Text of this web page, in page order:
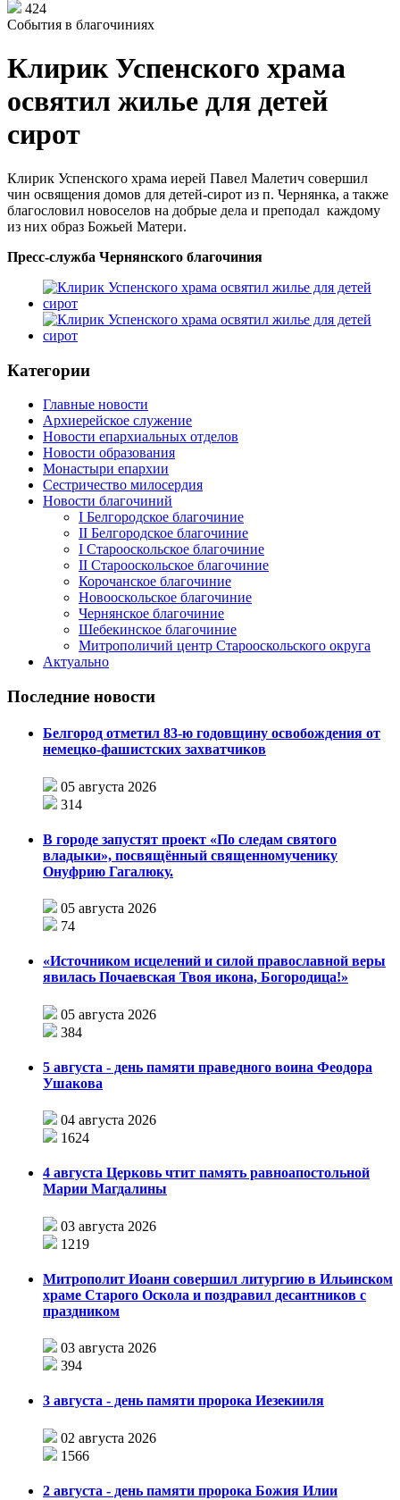
424
События в благочиниях
Клирик Успенского храма
освятил жилье для детей
сирот
Клирик Успенского храма иерей Павел Малетич совершил
чин освящения домов для детей-сирот из п. Чернянка, а также
благословил новоселов на добрые дела и преподал каждому
из них образ Божьей Матери.
Пресс-служба Чернянского благочиния
Категории
Главные новости
Архиерейское служение
Новости епархиальных отделов
Новости образования
Монастыри епархии
Сестричество милосердия
Новости благочиний
I Белгородское благочиние
II Белгородское благочиние
I Старооскольское благочиние
II Старооскольское благочиние
Корочанское благочиние
Новооскольское благочиние
Чернянское благочиние
Шебекинское благочиние
Митрополичий центр Старооскольского округа
Актуально
Последние новости
Белгород отметил 83-ю годовщину освобождения от
немецко-фашистских захватчиков
05 августа 2026
314
В городе запустят проект «По следам святого
владыки», посвящённый священномученику
Онуфрию Гагалюку.
05 августа 2026
74
«Источником исцелений и силой православной веры
явилась Почаевская Твоя икона, Богородица!»
05 августа 2026
384
5 августа - день памяти праведного воина Феодора
Ушакова
04 августа 2026
1624
4 августа Церковь чтит память равноапостольной
Марии Магдалины
03 августа 2026
1219
Митрополит Иоанн совершил литургию в Ильинском
храме Старого Оскола и поздравил десантников с
праздником
03 августа 2026
394
3 августа - день памяти пророка Иезекииля
02 августа 2026
1566
2 августа - день памяти пророка Божия Илии